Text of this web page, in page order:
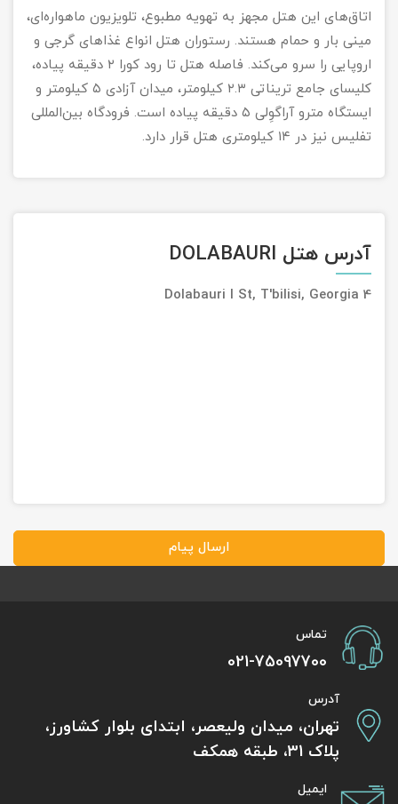
اتاق‌های این هتل مجهز به تهویه مطبوع، تلویزیون ماهواره‌ای،
مینی بار و حمام هستند. رستوران هتل انواع غذاهای گرجی و
اروپایی را سرو می‌کند. فاصله هتل تا رود کورا ۲ دقیقه پیاده،
کلیسای جامع تریناتی ۲.۳ کیلومتر، میدان آزادی ۵ کیلومتر و
ایستگاه مترو آراگوِلی ۵ دقیقه پیاده است. فرودگاه بین‌المللی
تفلیس نیز در ۱۴ کیلومتری هتل قرار دارد.
آدرس هتل DOLABAURI
4 Dolabauri I St, T'bilisi, Georgia
ارسال پیام
تماس
021-75097700
آدرس
تهران، میدان ولیعصر، ابتدای بلوار کشاورز،
پلاک 31، طبقه همکف
ایمیل